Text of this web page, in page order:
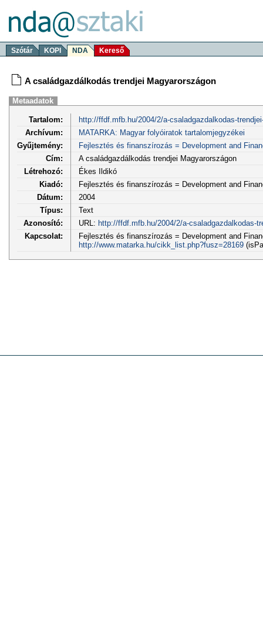
Szótár KOPI NDA Kereső
A családgazdálkodás trendjei Magyarországon
Metaadatok
Tartalom:
http://ffdf.mfb.hu/2004/2/a-csaladgazdalkodas-
Archívum:
MATARKA: Magyar folyóiratok tartalomjegyzékei
Gyűjtemény:
Fejlesztés és finanszírozás = Development and
Cím:
A családgazdálkodás trendjei Magyarországon
Létrehozó:
Ékes Ildikó
Kiadó:
Fejlesztés és finanszírozás = Development and
Dátum:
2004
Típus:
Text
Azonosító:
URL: http://ffdf.mfb.hu/2004/2/a-csaladgazdalkodas-
Kapcsolat:
Fejlesztés és finanszírozás = Development and
http://www.matarka.hu/cikk_list.php?fusz=28169